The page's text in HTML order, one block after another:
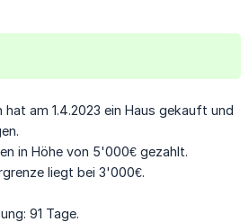
hat am 1.4.2023 ein Haus gekauft und
in Höhe von 5'000€ gezahlt.
liegt bei 3'000€.
91 Tage.